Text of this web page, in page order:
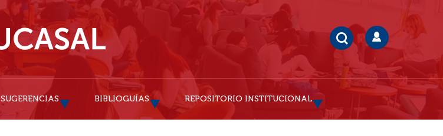
SUGERENCIAS BIBLIOGUÍAS REPOSITORIO INSTITUCIONAL